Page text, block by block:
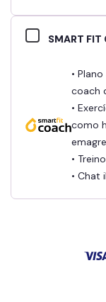
SMART FIT
•
coach
•
como
•
• Chat